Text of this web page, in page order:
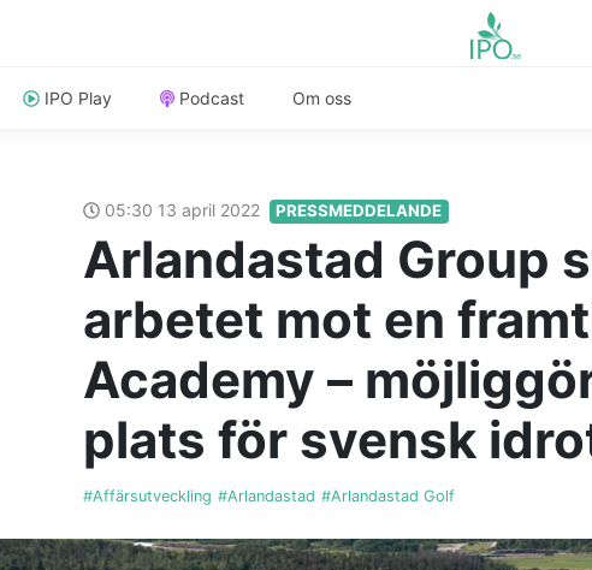
IPO Play Podcast Om oss
05:30 13 april 2022 PRESSMEDDELANDE
Arlandastad Group
arbetet mot en
Academy –
plats för svensk
#Affärsutveckling #Arlandastad #Arlandastad Golf